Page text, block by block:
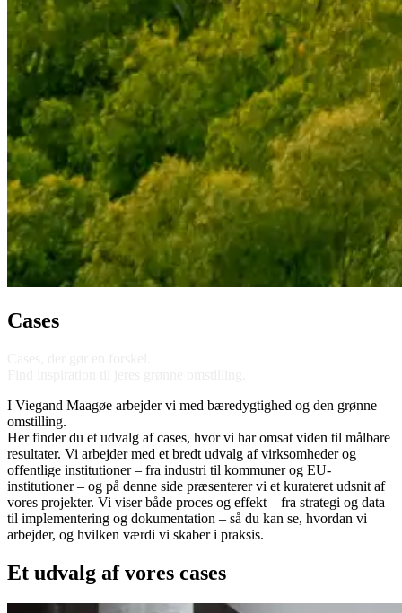
Cases
I Viegand Maagøe arbejder vi med bæredygtighed og den grønne
omstilling.
Her finder du et udvalg af cases, hvor vi har omsat viden til målbare
resultater. Vi arbejder med et bredt udvalg af virksomheder og
offentlige institutioner – fra industri til kommuner og EU-
institutioner – og på denne side præsenterer vi et kurateret udsnit af
vores projekter. Vi viser både proces og effekt – fra strategi og data
til implementering og dokumentation – så du kan se, hvordan vi
arbejder, og hvilken værdi vi skaber i praksis.
Et udvalg af vores cases